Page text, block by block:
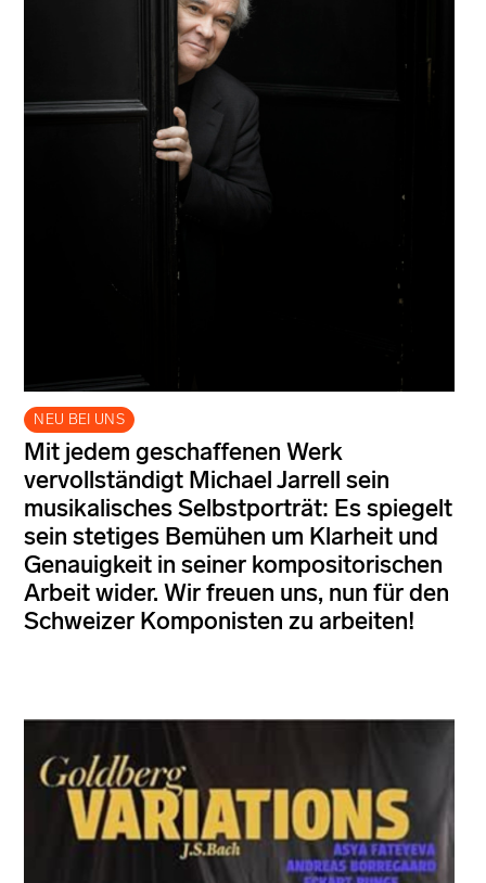
NEU BEI UNS
Mit jedem geschaffenen Werk
vervollständigt Michael Jarrell sein
musikalisches Selbstporträt: Es spiegelt
sein stetiges Bemühen um Klarheit und
Genauigkeit in seiner kompositorischen
Arbeit wider. Wir freuen uns, nun für den
Schweizer Komponisten zu arbeiten!